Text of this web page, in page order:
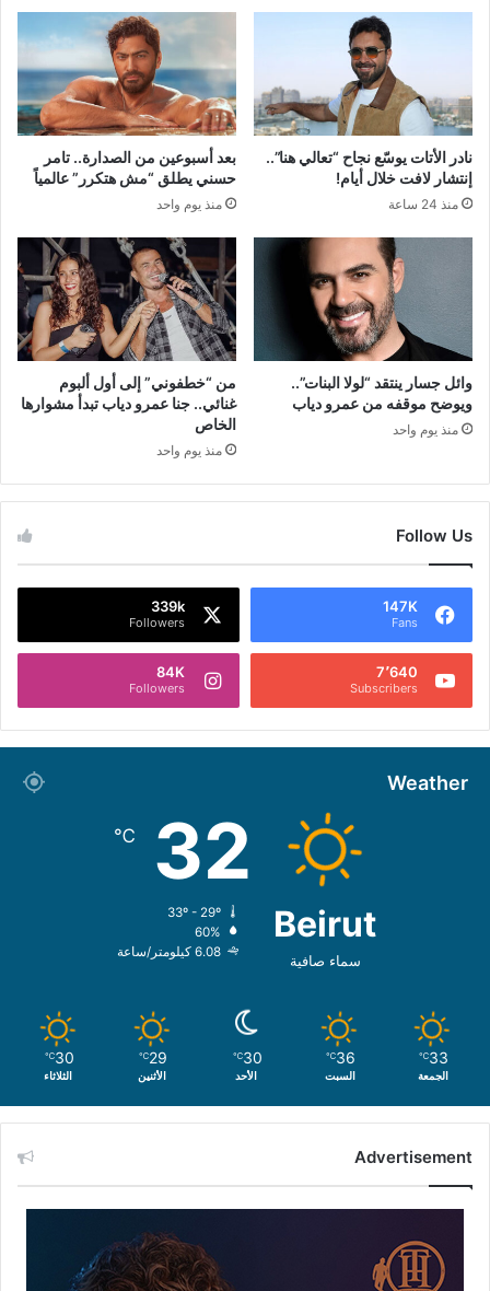
نادر الأتات يوسّع نجاح “تعالي هنا”..
إنتشار لافت خلال أيام!
منذ 24 ساعة
بعد أسبوعين من الصدارة.. تامر
حسني يطلق “مش هتكرر” عالمياً
منذ يوم واحد
وائل جسار ينتقد “لولا البنات”..
ويوضح موقفه من عمرو دياب
منذ يوم واحد
من “خطفوني” إلى أول ألبوم
غنائي.. جنا عمرو دياب تبدأ مشوارها
الخاص
منذ يوم واحد
Follow Us
147K
Fans
339k
Followers
7٬640
Subscribers
84K
Followers
Weather
Beirut
سماء صافية
32
℃
60%
6.08 كيلومتر/ساعة
33
℃
الجمعة
36
℃
السبت
30
℃
الأحد
29
℃
الأثنين
30
℃
الثلاثاء
Advertisement